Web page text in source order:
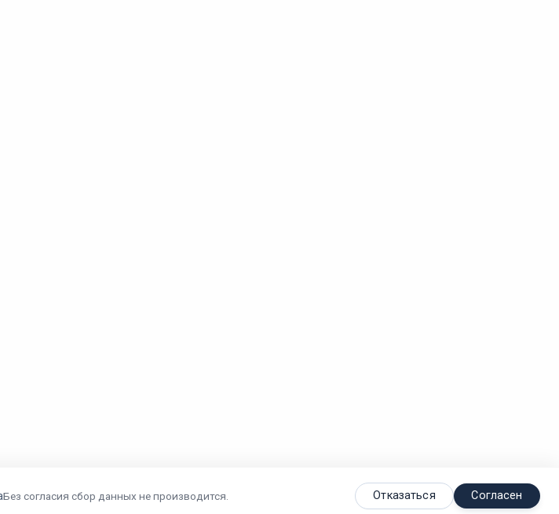
Без согласия сбор данных не производится. Отказаться Согласен